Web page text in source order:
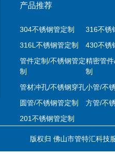
产品推荐
304不锈钢管定制
316不锈
316L不锈钢管定制
430不锈
管件定制/不锈钢管定
制
精密管
制
管材冲孔/不锈钢穿孔小管/不
圆管/不锈钢管定制
方管/不
201不锈钢管定制
版权归 佛山市管特汇科